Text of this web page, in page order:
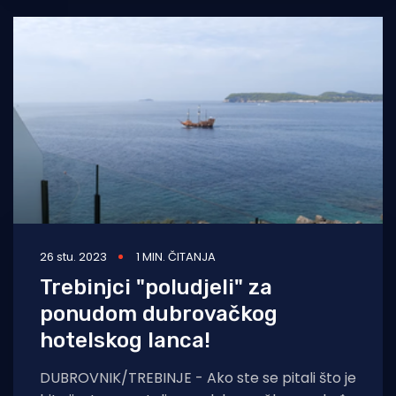
26 stu. 2023 1 MIN. ČITANJA
Trebinjci "poludjeli" za
ponudom dubrovačkog
hotelskog lanca!
DUBROVNIK/TREBINJE - Ako ste se pitali što je